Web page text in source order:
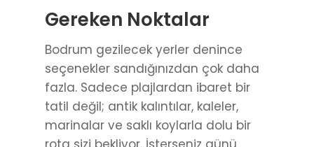
Gereken Noktalar
Bodrum gezilecek yerler denince
seçenekler sandığınızdan çok daha
fazla. Sadece plajlardan ibaret bir
tatil değil; antik kalıntılar, kaleler,
marinalar ve saklı koylarla dolu bir